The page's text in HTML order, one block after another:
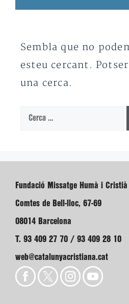
Sembla que no
esteu cercant.
una cerca.
Cerca:
Fundació Missatge Humà i Cristià
Comtes de Bell-lloc, 67-69
08014 Barcelona
T. 93 409 27 70 / 93 409 28 10
web@catalunyacristiana.cat